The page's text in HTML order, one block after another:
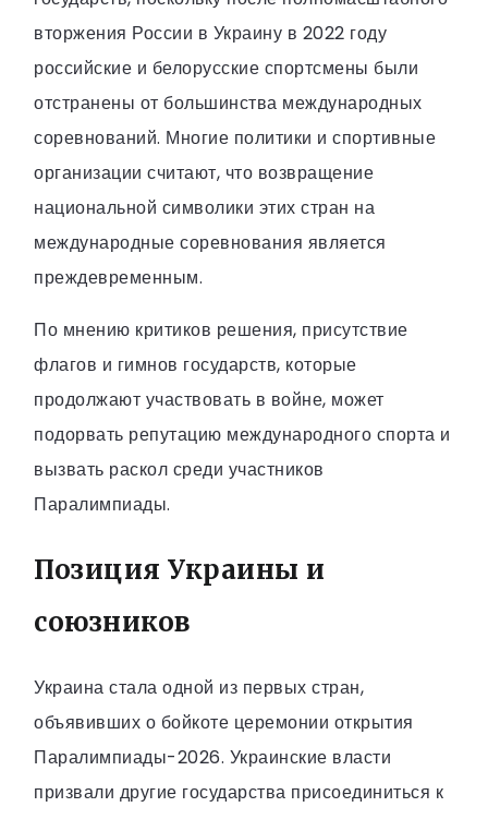
вторжения России в Украину в 2022 году
российские и белорусские спортсмены были
отстранены от большинства международных
соревнований. Многие политики и спортивные
организации считают, что возвращение
национальной символики этих стран на
международные соревнования является
преждевременным.
По мнению критиков решения, присутствие
флагов и гимнов государств, которые
продолжают участвовать в войне, может
подорвать репутацию международного спорта и
вызвать раскол среди участников
Паралимпиады.
Позиция Украины и
союзников
Украина стала одной из первых стран,
объявивших о бойкоте церемонии открытия
Паралимпиады-2026. Украинские власти
призвали другие государства присоединиться к